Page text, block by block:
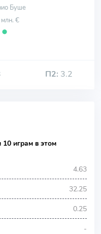
Буше
€
⬤
П2: 3.2
играм в этом
4.63
32.25
0.25
-